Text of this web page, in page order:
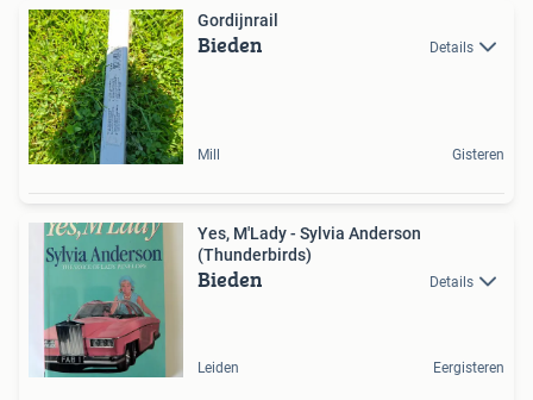
Gordijnrail
Bieden Details
Mill Gisteren
Yes, M'Lady - Sylvia Anderson
(Thunderbirds)
Bieden Details
Leiden Eergisteren